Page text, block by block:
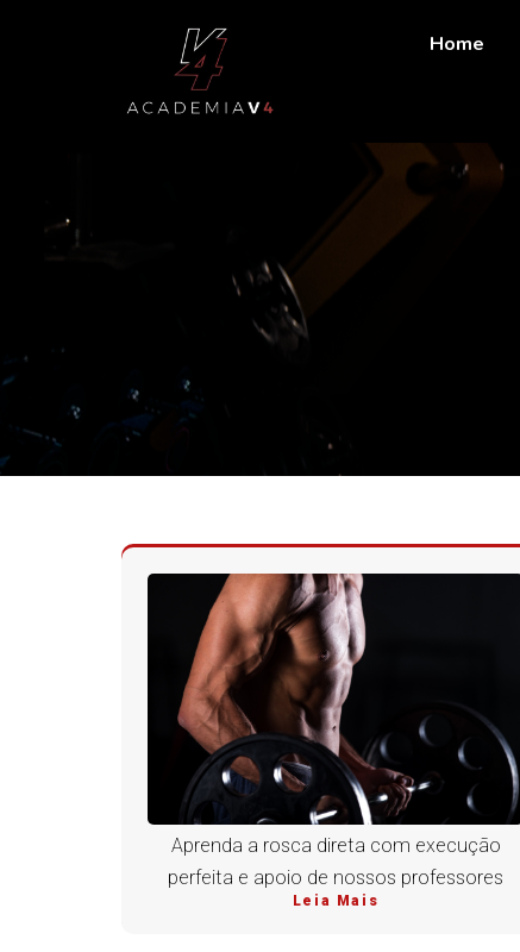
Home
Aprenda a rosca direta com execução
perfeita e apoio de nossos professores
Leia Mais